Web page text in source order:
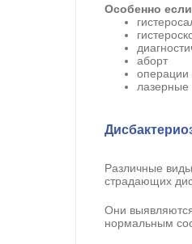
Особенно
аборт
операции
лазерные
Различные
страдающих
Они
нормальным